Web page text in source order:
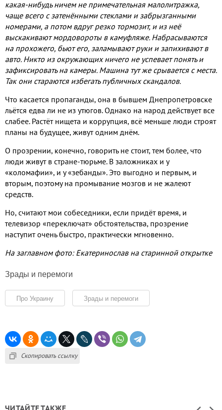
какая-нибудь ничем не примечательная малолитражка,
чаще всего с затенёнными стеклами и забрызганными
номерами, а потом вдруг резко тормозит, и из неё
выскакивают мордовороты в камуфляже. Набрасываются
на прохожего, бьют его, заламывают руки и запихивают в
авто. Никто из окружающих ничего не успевает понять и
зафиксировать на камеры. Машина тут же срывается с места.
Так они стараются избегать публичных скандалов.
Что касается пропаганды, она в бывшем Днепропетровске
льётся едва ли не из утюгов.Однако на народ действует все
слабее. Растёт нищета и коррупция, всё меньше люди строят
планы на будущее, живут одним днём.
О прозрении, конечно, говорить не стоит, тем более, что
люди живут в стране-тюрьме. В заложниках и у
«коломафии», и у «зебанды».Это выгодно и первым, и
вторым, поэтому на промывание мозгов и не жалеют
средств.
Но, считают мои собеседники, если придёт время, и
телевизор «переключат» обстоятельства, прозрение
наступит очень быстро, практически мгновенно.
На заглавном фото: Екатеринослав на старинной открытке
Зрады и перемоги
Про Украину Зрады и перемоги
Скопировать ссылку
ЧИТАЙТЕ ТАКЖЕ